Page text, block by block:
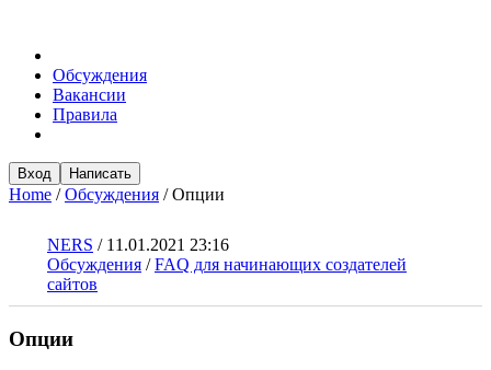
Обсуждения
Вакансии
Правила
Вход Написать
Home /Обсуждения /Опции
NERS / 11.01.2021 23:16
Обсуждения /FAQ для начинающих создателей
сайтов
Опции